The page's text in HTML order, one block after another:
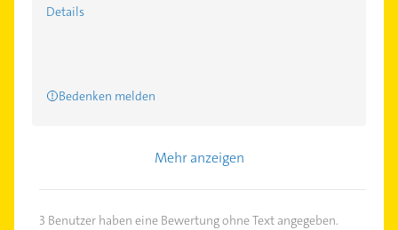
Details
Bedenken melden
Mehr anzeigen
3 Benutzer haben eine Bewertung ohne Text angegeben.